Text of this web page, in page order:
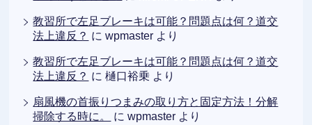
教習所で左足ブレーキは可能？問題点は何？道交
法上違反？ にwpmaster より
教習所で左足ブレーキは可能？問題点は何？道交
法上違反？ に樋口裕乗 より
扇風機の首振りつまみの取り方と固定方法！分解
掃除する時に。
にwpmaster より